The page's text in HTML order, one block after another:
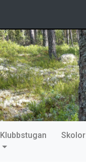
Klubbstugan Skolor